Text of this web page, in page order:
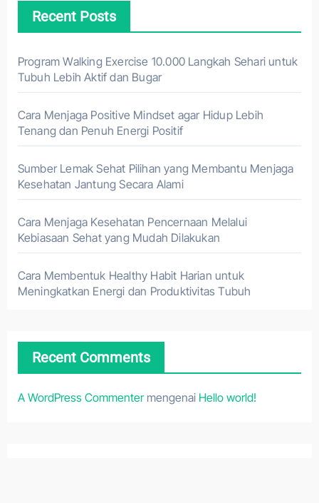
Recent Posts
Program Walking Exercise 10.000 Langkah Sehari untuk
Tubuh Lebih Aktif dan Bugar
Cara Menjaga Positive Mindset agar Hidup Lebih
Tenang dan Penuh Energi Positif
Sumber Lemak Sehat Pilihan yang Membantu Menjaga
Kesehatan Jantung Secara Alami
Cara Menjaga Kesehatan Pencernaan Melalui
Kebiasaan Sehat yang Mudah Dilakukan
Cara Membentuk Healthy Habit Harian untuk
Meningkatkan Energi dan Produktivitas Tubuh
Recent Comments
A WordPress Commentermengenai Hello world!